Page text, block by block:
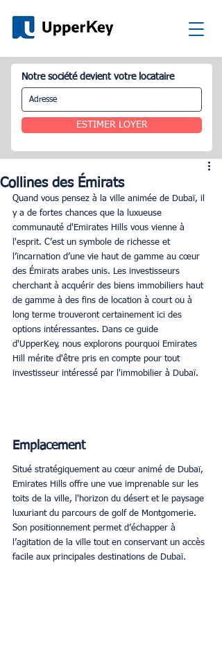
Notre société devient votre locataire
ESTIMER LOYER
Collines des Émirats
Quand vous pensez à la ville animée de Dubaï, il
y a de fortes chances que la luxueuse
communauté d'Emirates Hills vous vienne à
l'esprit. C’est un symbole de richesse et
l’incarnation d’une vie haut de gamme au cœur
des Émirats arabes unis. Les investisseurs
cherchant à acquérir des biens immobiliers haut
de gamme à des fins de location à court ou à
long terme trouveront certainement ici des
options intéressantes. Dans ce guide
d'UpperKey, nous explorons pourquoi Emirates
Hill mérite d'être pris en compte pour tout
investisseur intéressé par l'immobilier à Dubaï.
Emplacement
Situé stratégiquement au cœur animé de Dubaï,
Emirates Hills offre une vue imprenable sur les
toits de la ville, l'horizon du désert et le paysage
luxuriant du parcours de golf de Montgomerie.
Son positionnement permet d’échapper à
l’agitation de la ville tout en conservant un accès
facile aux principales destinations de Dubaï.